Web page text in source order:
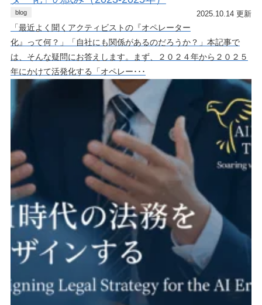
blog 2025.10.14 更新
「最近よく聞くアクティビストの『オペレーター
化』って何？」「自社にも関係があるのだろうか？」本記事で
は、そんな疑問にお答えします。まず、２０２４年から２０２５
年にかけて活発化する「オペレー･･･